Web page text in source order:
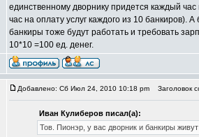
единственному дворнику придется каждый
час на оплату услуг каждого из 10 банкиров).
банкиры тоже будут работать и требовать
10*10 =100 ед. денег.
Добавлено: Сб Июл 24, 2010 10:18 pm Заголовок
Иван Кулиберов писал(а):
Тов. Пионэр, у вас дворник и банкиры